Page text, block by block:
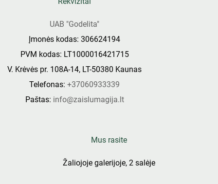
UAB "Godelita"
Įmonės kodas: 306624194
PVM kodas: LT1000016421715
V. Krėvės pr. 108A-14, LT-50380 Kaunas
Telefonas: +37060933339
Paštas: info@zaislumagija.lt
Mus rasite
Žaliojoje galerijoje, 2 salėje